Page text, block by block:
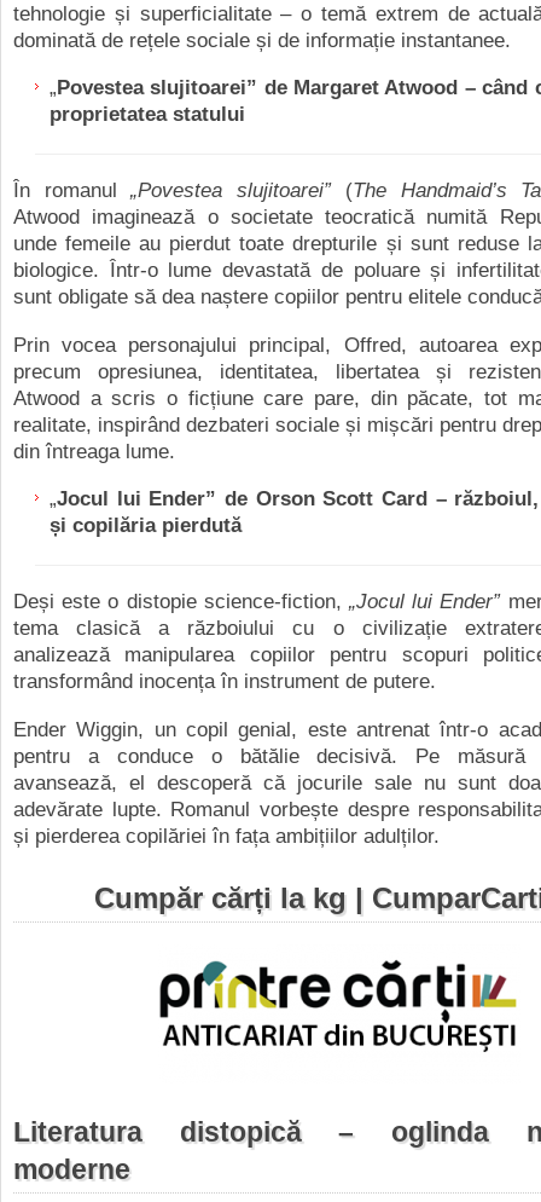
tehnologie și superficialitate – o temă extrem de
dominată de rețele sociale și de informație instantanee.
„Povestea slujitoarei” de Margaret Atwood – când
proprietatea statului
În romanul„Povestea slujitoarei”(The Handmaid’s
Atwood imaginează o societate teocratică numită
unde femeile au pierdut toate drepturile și sunt reduse
biologice. Într-o lume devastată de poluare și
sunt obligate să dea naștere copiilor pentru elitele
Prin vocea personajului principal, Offred, autoarea
precum opresiunea, identitatea, libertatea și
Atwood a scris o ficțiune care pare, din păcate, tot
realitate, inspirând dezbateri sociale și mișcări pentru
din întreaga lume.
„Jocul lui Ender” de Orson Scott Card –
și copilăria pierdută
Deși este o distopie science-fiction, „Jocul lui Ender”
tema clasică a războiului cu o civilizație
analizează manipularea copiilor pentru scopuri
transformând inocența în instrument de putere.
Ender Wiggin, un copil genial, este antrenat într-o
pentru a conduce o bătălie decisivă. Pe măsură
avansează, el descoperă că jocurile sale nu sunt
adevărate lupte. Romanul vorbește despre
și pierderea copilăriei în fața ambițiilor adulților.
Cumpăr cărți la kg |
Literatura distopică – oglinda
moderne